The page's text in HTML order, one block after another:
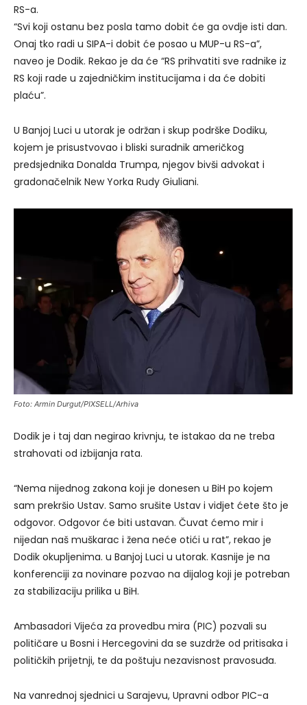
RS-a.
“Svi koji ostanu bez posla tamo dobit će ga ovdje isti dan.
Onaj tko radi u SIPA-i dobit će posao u MUP-u RS-a”,
naveo je Dodik. Rekao je da će “RS prihvatiti sve radnike iz
RS koji rade u zajedničkim institucijama i da će dobiti
plaću”.
U Banjoj Luci u utorak je održan i skup podrške Dodiku,
kojem je prisustvovao i bliski suradnik američkog
predsjednika Donalda Trumpa, njegov bivši advokat i
gradonačelnik New Yorka Rudy Giuliani.
Foto: Armin Durgut/PIXSELL/Arhiva
Dodik je i taj dan negirao krivnju, te istakao da ne treba
strahovati od izbijanja rata.
“Nema nijednog zakona koji je donesen u BiH po kojem
sam prekršio Ustav. Samo srušite Ustav i vidjet ćete što je
odgovor. Odgovor će biti ustavan. Čuvat ćemo mir i
nijedan naš muškarac i žena neće otići u rat”, rekao je
Dodik okupljenima. u Banjoj Luci u utorak. Kasnije je na
konferenciji za novinare pozvao na dijalog koji je potreban
za stabilizaciju prilika u BiH.
Ambasadori Vijeća za provedbu mira (PIC) pozvali su
političare u Bosni i Hercegovini da se suzdrže od pritisaka i
političkih prijetnji, te da poštuju nezavisnost pravosuđa.
Na vanrednoj sjednici u Sarajevu, Upravni odbor PIC-a